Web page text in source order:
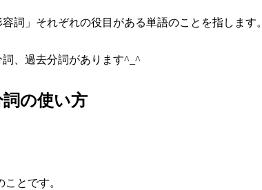
詞」それぞれの役目がある単語のことを指します。
、過去分詞があります^_^
の使い方
とです。